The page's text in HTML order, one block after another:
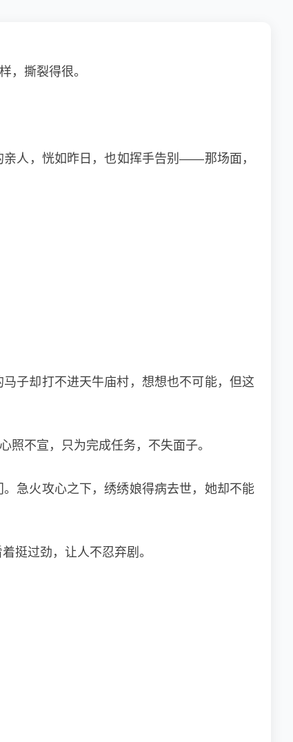
，撕裂得很。
人，恍如昨日，也如挥手告别——那场面，
子却打不进天牛庙村，想想也不可能，但这
不宣，只为完成任务，不失面子。
急火攻心之下，绣绣娘得病去世，她却不能
挺过劲，让人不忍弃剧。